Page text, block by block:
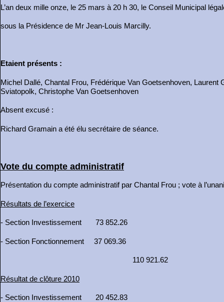
L’an deux mille onze, le 25 mars à 20 h 30, le Conseil Municipal
sous la Présidence de Mr Jean-Louis Marcilly.
Etaient présents :
Michel Dallé, Chantal Frou, Frédérique Van Goetsenhoven,
Sviatopolk, Christophe Van Goetsenhoven
Absent excusé :
Richard Gramain a été élu secrétaire de séance.
Vote du compte administratif
Présentation du compte administratif par Chantal Frou ; vote à
Résultats de l’exercice
- Section Investissement 73 852.26
- Section Fonctionnement 37 069.36
110 921.62
Résultat de clôture 2010
- Section Investissement 20 452.83